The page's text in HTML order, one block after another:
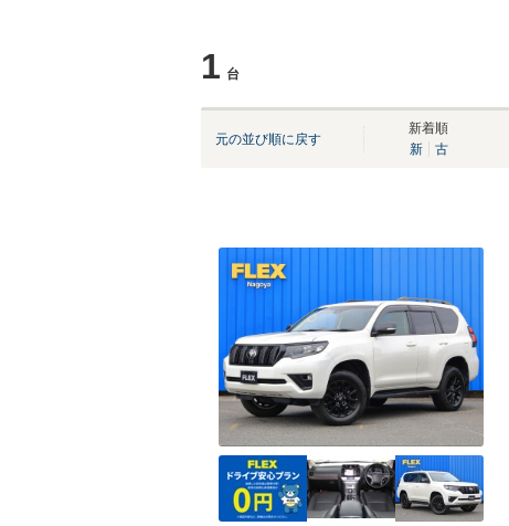
1 台
元の並び順に戻す
新着順
新
古